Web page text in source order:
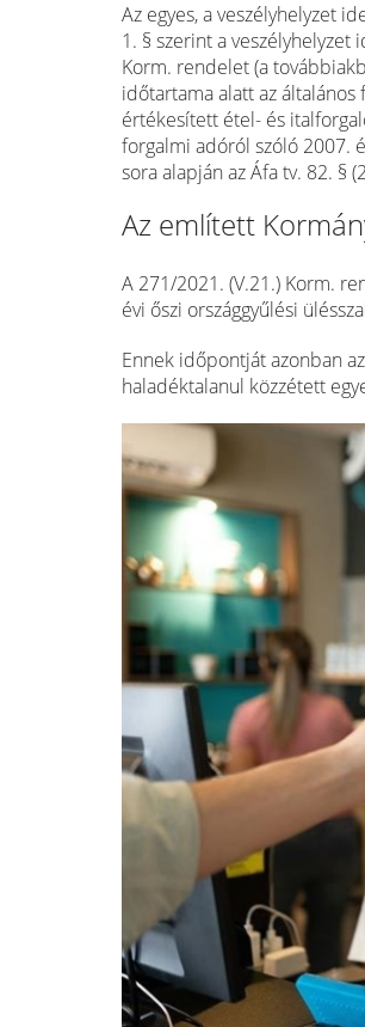
Az egyes, a veszélyhelyzet
1. § szerint a
Korm. rendelet (a
időtartama alatt az általános
értékesített étel- és
forgalmi adóról szóló 2007.
sora alapján az Áfa tv. 82. §
Az említett
A 271/2021. (V.21.) Korm.
évi őszi országgyűlési
Ennek időpontját azonban
haladéktalanul közzétett